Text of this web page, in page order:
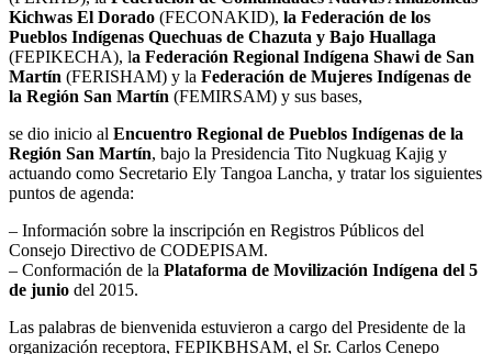
Kichwas El Dorado (FECONAKID), la Federación de los
Pueblos Indígenas Quechuas de Chazuta y Bajo Huallaga
(FEPIKECHA), la Federación Regional Indígena Shawi de San
Martín (FERISHAM) y la Federación de Mujeres Indígenas de
la Región San Martín (FEMIRSAM) y sus bases,
se dio inicio al Encuentro Regional de Pueblos Indígenas de la
Región San Martín, bajo la Presidencia Tito Nugkuag Kajig y
actuando como Secretario Ely Tangoa Lancha, y tratar los siguientes
puntos de agenda:
– Información sobre la inscripción en Registros Públicos del
Consejo Directivo de CODEPISAM.
– Conformación de la Plataforma de Movilización Indígena del 5
de junio del 2015.
Las palabras de bienvenida estuvieron a cargo del Presidente de la
organización receptora, FEPIKBHSAM, el Sr. Carlos Cenepo